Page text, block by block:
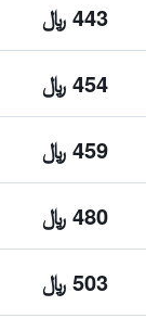
443 ﷼
454 ﷼
459 ﷼
480 ﷼
503 ﷼